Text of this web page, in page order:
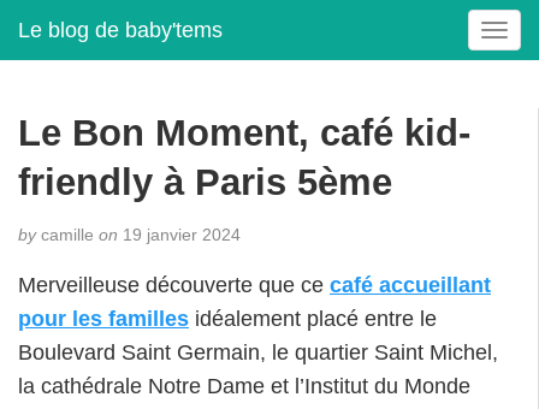
Le blog de baby'tems
T
o
Le Bon Moment, café kid-
friendly à Paris 5ème
bycamille on 19 janvier 2024
Merveilleuse découverte que ce café accueillant
pour les familles idéalement placé entre le
Boulevard Saint Germain, le quartier Saint Michel,
la cathédrale Notre Dame et l’Institut du Monde